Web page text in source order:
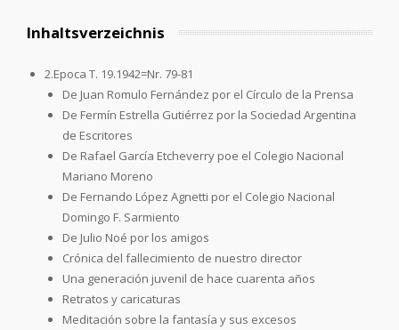
Inhaltsverzeichnis
2.Epoca T. 19.1942=Nr. 79-81
De Juan Romulo Fernández por el Círculo de la Prensa
De Fermín Estrella Gutiérrez por la Sociedad Argentina
de Escritores
De Rafael García Etcheverry poe el Colegio Nacional
Mariano Moreno
De Fernando López Agnetti por el Colegio Nacional
Domingo F. Sarmiento
De Julio Noé por los amigos
Crónica del fallecimiento de nuestro director
Una generación juvenil de hace cuarenta años
Retratos y caricaturas
Meditación sobre la fantasía y sus excesos